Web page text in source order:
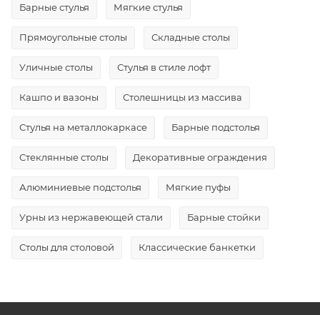
Барные стулья Мягкие стулья
Прямоугольные столы Складные столы
Уличные столы Стулья в стиле лофт
Кашпо и вазоны Столешницы из массива
Стулья на металлокаркасе Барные подстолья
Стеклянные столы Декоративные ограждения
Алюминиевые подстолья Мягкие пуфы
Урны из нержавеющей стали Барные стойки
Столы для столовой Классические банкетки